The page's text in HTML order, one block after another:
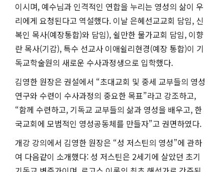
이시며, 예수님과 인격적인 연합을 누리는 영성의 삶이 우
리에게 요청된다고 역설했다. 이날 은혜선교교회 담임, 신
복인 목사(예장통합)와 담임), 쉴만한 물가교회 담임, 이향
란 목사(기감), 특수 선교사 이애쉴리현경(예장 통합)이 기
독교학술원의 새로운 수사과정생으로 입학했다.
김영한 원장은 권설에서 “초대교회 및 중세 교부들의 영성
연구와 수련이 수사과정의 중요한 목표”라고 강조하고,
“함께 수련하고, 기독교 교부들의 삶과 영성을 배우고, 한
국교회에 모범적인 영성공동체를 만들자”고 권면하였다.
개강 강의에서 김영한 원장은 “성 저스틴의 영성”에 관하
여 다음같이 소개했다: 성 저스틴은 2세기에 살았던 초기